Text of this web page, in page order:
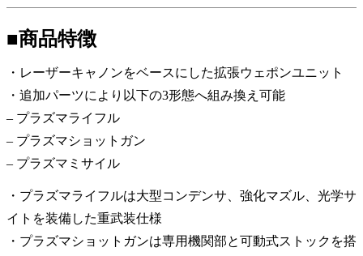
■商品特徴
・レーザーキャノンをベースにした拡張ウェポンユニット
・追加パーツにより以下の3形態へ組み換え可能
– プラズマライフル
– プラズマショットガン
– プラズマミサイル
・プラズマライフルは大型コンデンサ、強化マズル、光学サ
イトを装備した重武装仕様
・プラズマショットガンは専用機関部と可動式ストックを搭